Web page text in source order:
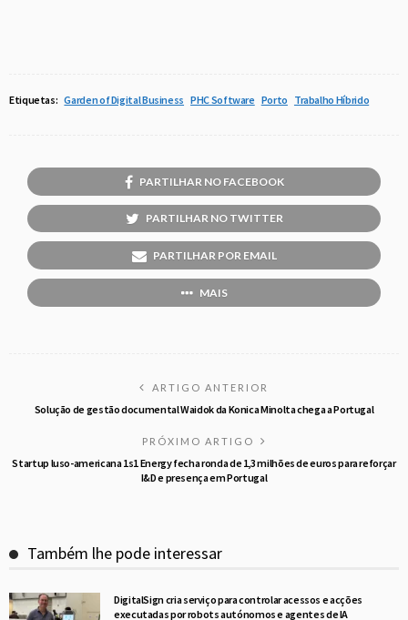
Etiquetas: Garden of Digital Business PHC Software Porto Trabalho Híbrido
PARTILHAR NO FACEBOOK
PARTILHAR NO TWITTER
PARTILHAR POR EMAIL
MAIS
ARTIGO ANTERIOR
Solução de gestão documental Waidok da Konica Minolta chega a Portugal
PRÓXIMO ARTIGO
Startup luso-americana 1s1 Energy fecha ronda de 1,3 milhões de euros para reforçar
I&D e presença em Portugal
Também lhe pode interessar
DigitalSign cria serviço para controlar acessos e acções
executadas por robots autónomos e agentes de IA